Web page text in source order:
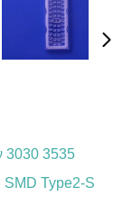
3030 3535
Type2-S